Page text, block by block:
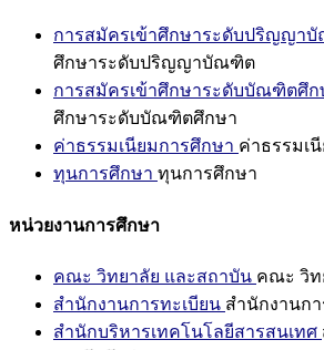
การสมัครเข้าศึกษาระดับปริญญา
ศึกษาระดับปริญญาบัณฑิต
การสมัครเข้าศึกษาระดับบัณฑิตศึก
ศึกษาระดับบัณฑิตศึกษา
ค่าธรรมเนียมการศึกษา ค่าธรรมเ
ทุนการศึกษา ทุนการศึกษา
หน่วยงานการศึกษา
คณะ วิทยาลัย และสถาบัน คณะ วิท
สำนักงานการทะเบียน สำนักงานก
สำนักบริหารเทคโนโลยีสารสนเทศ